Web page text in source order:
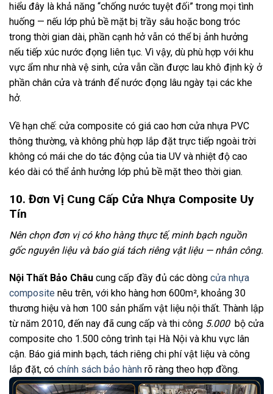
hiểu đây là khả năng “chống nước tuyệt đối” trong mọi tình
huống — nếu lớp phủ bề mặt bị trầy sâu hoặc bong tróc
trong thời gian dài, phần cạnh hở vẫn có thể bị ảnh hưởng
nếu tiếp xúc nước đọng liên tục. Vì vậy, dù phù hợp với khu
vực ẩm như nhà vệ sinh, cửa vẫn cần được lau khô định kỳ ở
phần chân cửa và tránh để nước đọng lâu ngày tại các khe
hở.
Về hạn chế: cửa composite có giá cao hơn cửa nhựa PVC
thông thường, và không phù hợp lắp đặt trực tiếp ngoài trời
không có mái che do tác động của tia UV và nhiệt độ cao
kéo dài có thể ảnh hưởng lớp phủ bề mặt theo thời gian.
10. Đơn Vị Cung Cấp Cửa Nhựa Composite Uy
Tín
Nên chọn đơn vị có kho hàng thực tế, minh bạch nguồn
gốc nguyên liệu và báo giá tách riêng vật liệu — nhân công.
Nội Thất Bảo Châu cung cấp đầy đủ các dòng cửa nhựa
composite nêu trên, với kho hàng hơn 600m², khoảng 30
thương hiệu và hơn 100 sản phẩm vật liệu nội thất. Thành lập
từ năm 2010, đến nay đã cung cấp và thi công 5.000 bộ cửa
composite cho 1.500 công trình tại Hà Nội và khu vực lân
cận. Báo giá minh bạch, tách riêng chi phí vật liệu và công
lắp đặt, có chính sách bảo hành rõ ràng theo hợp đồng.